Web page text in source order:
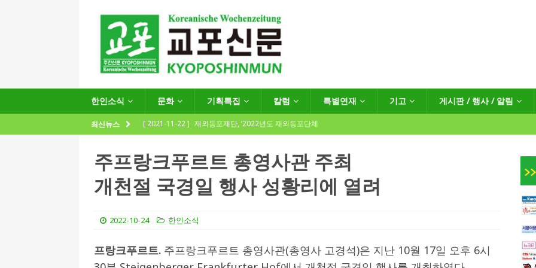
한인소식 문화 기획특집 칼럼 특별연재 기고 게시판 / 행사 / 알림
최신뉴스 [ 2021-11-22 ] 재외동포재단, ‘2022년도 재외동포단체
[ 2021-09-24 ] 함부르크한인회
제57회 정기총회 공고 및 제30대 한인회장선거 공고
게시판 / 행사 / 알림
(12.14일 기준)
[ 2026-07-27 ]
“재독동포와 함께하는 재독일한인체육회로 거듭나겠습니다”
한인소식
[ 2026-07-27 ]
KIST 유럽연구소 30돌…“한-EU 협력 ‘가교’ 넘어 혁신 거점으로” 한인소식
주프랑크푸르트 총영사관 주최
개천절 국경일 행사 성황리에 열려
2022-10-24 한인소식
프랑크푸르트. 주프랑크푸르트 총영사관(총영사 고경석)은 지난 10월 17일 오후 6시